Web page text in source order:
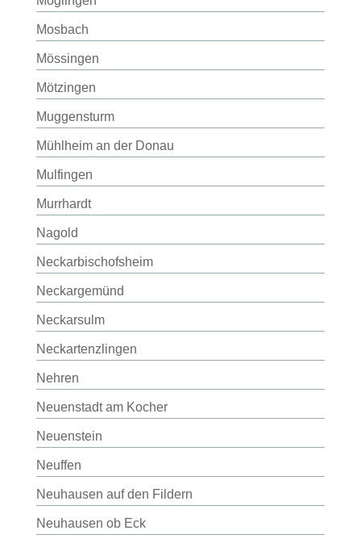
Mosbach
Mössingen
Mötzingen
Muggensturm
Mühlheim an der Donau
Mulfingen
Murrhardt
Nagold
Neckarbischofsheim
Neckargemünd
Neckarsulm
Neckartenzlingen
Nehren
Neuenstadt am Kocher
Neuenstein
Neuffen
Neuhausen auf den Fildern
Neuhausen ob Eck